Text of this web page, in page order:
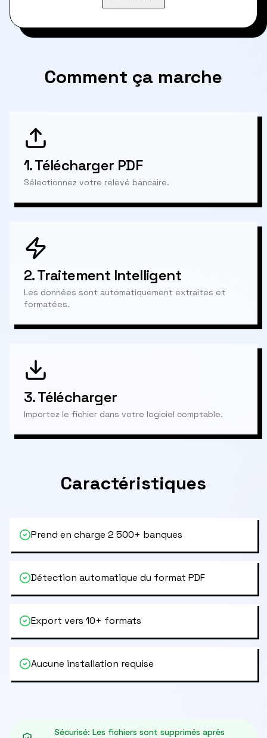
Comment ça marche
1.Télécharger PDF
Sélectionnez votre relevé bancaire.
2.Traitement Intelligent
Les données sont automatiquement extraites et
formatées.
3.Télécharger
Importez le fichier dans votre logiciel comptable.
Caractéristiques
Prend en charge 2 500+ banques
Détection automatique du format PDF
Export vers 10+ formats
Aucune installation requise
Sécurisé: Les fichiers sont supprimés après